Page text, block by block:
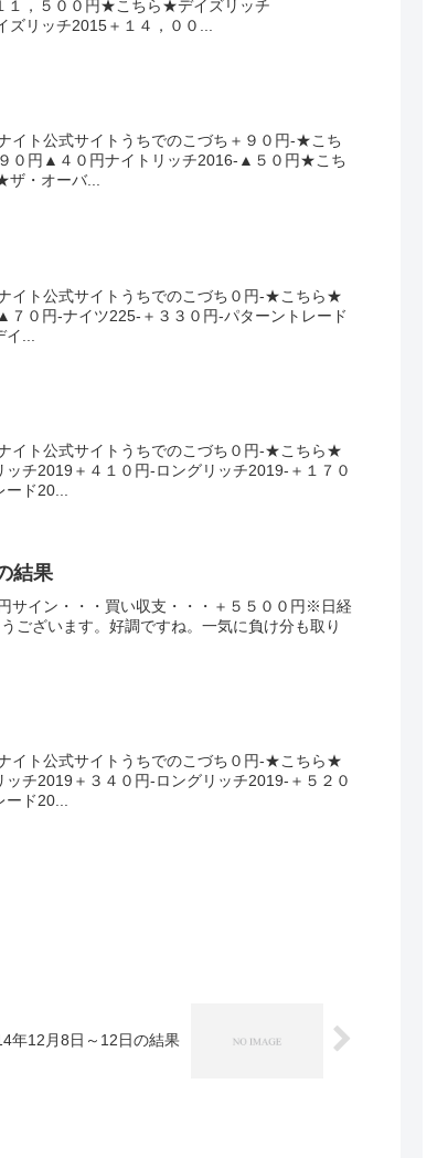
１，５００円★こちら★デイズリッチ
リッチ2015＋１４，００...
イト公式サイトうちでのこづち＋９０円-★こち
０円▲４０円ナイトリッチ2016-▲５０円★こち
ザ・オーバ...
イト公式サイトうちでのこづち０円-★こちら★
０円-ナイツ225-＋３３０円-パターントレード
...
イト公式サイトうちでのこづち０円-★こちら★
チ2019＋４１０円-ロングリッチ2019-＋１７０
ード20...
結果
サイン・・・買い収支・・・＋５５００円※日経
ございます。好調ですね。一気に負け分も取り
イト公式サイトうちでのこづち０円-★こちら★
チ2019＋３４０円-ロングリッチ2019-＋５２０
ード20...
年12月8日～12日の結果